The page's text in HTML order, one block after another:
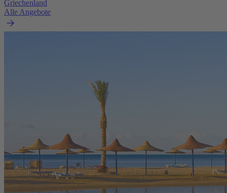
Griechenland
Alle Angebote